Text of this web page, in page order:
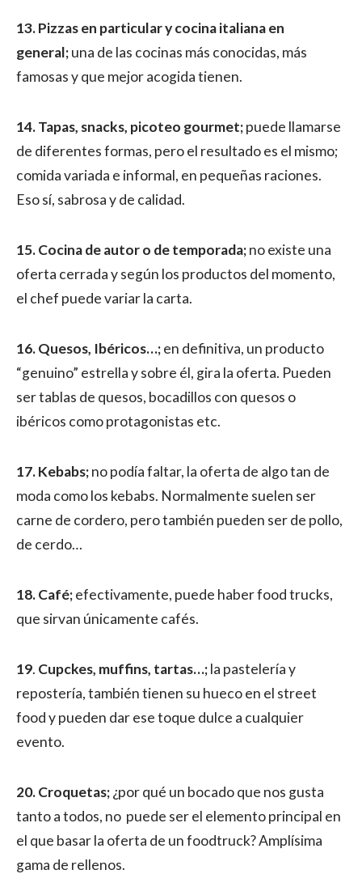
13. Pizzas en particular y cocina italiana en
general;una de las cocinas más conocidas, más
famosas y que mejor acogida tienen.
14. Tapas, snacks, picoteo gourmet;puede llamarse
de diferentes formas, pero el resultado es el mismo;
comida variada e informal, en pequeñas raciones.
Eso sí, sabrosa y de calidad.
15. Cocina de autor o de temporada;no existe una
oferta cerrada y según los productos del momento,
el chef puede variar la carta.
16. Quesos, Ibéricos…;en definitiva, un producto
“genuino” estrella y sobre él, gira la oferta. Pueden
ser tablas de quesos, bocadillos con quesos o
ibéricos como protagonistas etc.
17. Kebabs;no podía faltar, la oferta de algo tan de
moda como los kebabs. Normalmente suelen ser
carne de cordero, pero también pueden ser de pollo,
de cerdo…
18. Café;efectivamente, puede haber food trucks,
que sirvan únicamente cafés.
19. Cupckes, muffins, tartas…;la pastelería y
repostería, también tienen su hueco en el street
food y pueden dar ese toque dulce a cualquier
evento.
20. Croquetas;¿por qué un bocado que nos gusta
tanto a todos, no puede ser el elemento principal en
el que basar la oferta de un foodtruck? Amplísima
gama de rellenos.